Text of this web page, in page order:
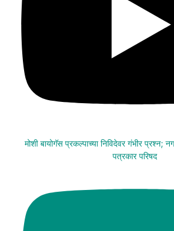
मोशी बायोगॅस प्रकल्पाच्या निविदेवर गंभीर प्रश्न;
पत्रकार परिषद